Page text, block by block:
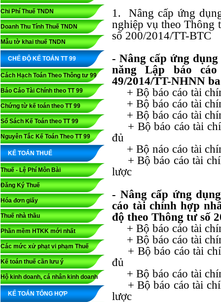
Chi Phí Thuế TNDN
Doanh Thu Tính Thuế TNDN
Mẫu tờ khai thuế TNDN
CHẾ ĐỘ KẾ TOÁN TT 99
Cách Hạch Toán Theo Thông tư 99
Báo Cáo Tài Chính theo TT 99
Chứng từ kế toán theo TT 99
Sổ Sách Kế Toán theo TT 99
Nguyên Tắc Kế Toán Theo TT 99
KẾ TOÁN THUẾ
Thuế - Lệ Phí Môn Bài
Đăng Ký Thuế
Hóa đơn giấy
Thuế nhà thầu
Phần mềm HTKK mới nhất
Các mức xử phạt vi phạm Thuế
Kế toán thuế cần lưu ý
Hộ kinh doanh, cá nhân kinh doanh
KẾ TOÁN TỔNG HỢP
1. Nâng cấp ứng
nghiệp vụ theo Thông
số 200/2014/TT-BTC
- Nâng cấp ứng
năng Lập báo
49/2014/TT-NHNN
+ Bộ báo cáo tài
+ Bộ báo cáo tài
+ Bộ báo cáo tài
+ Bộ báo cáo tài
đủ
+ Bộ náo cáo tài
+ Bộ báo cáo tài
lược
- Nâng cấp ứng
cáo tài chính hợp
độ theo Thông tư số
+ Bộ báo cáo tài
+ Bộ báo cáo tài
+ Bộ báo cáo tài
đủ
+ Bộ báo cáo tài
+ Bộ báo cáo tài
lược